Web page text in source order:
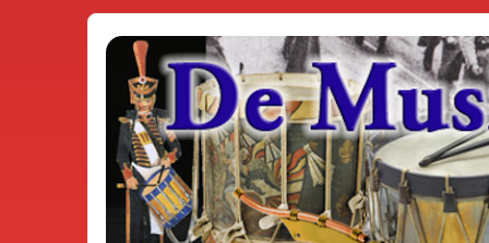
De Musicae Militari - Forums
Forums de discussions